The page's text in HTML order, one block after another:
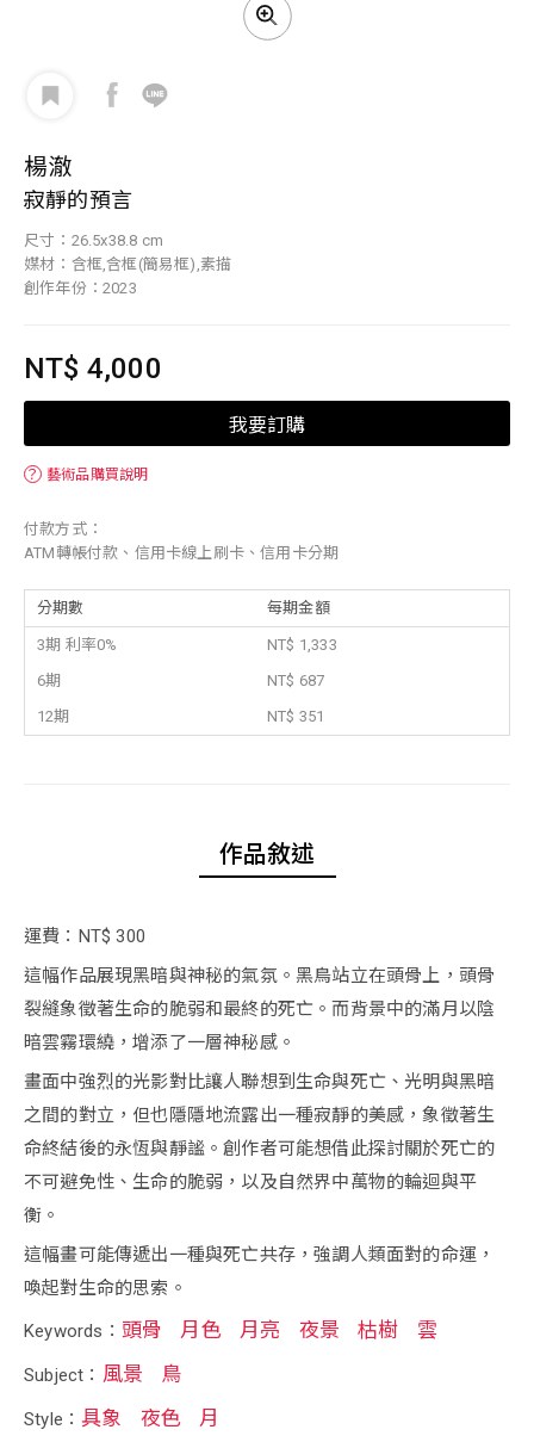
楊澈
寂靜的預言
尺寸：26.5x38.8 cm
媒材：含框,含框(簡易框),素描
創作年份：2023
NT$ 4,000
我要訂購
？ 藝術品購買說明
付款方式：
ATM轉帳付款、信用卡線上刷卡、信用卡分期
分期數 每期金額
3期 利率0%
NT$ 1,333
6期
NT$ 687
12期
NT$ 351
作品敘述
運費：NT$ 300
這幅作品展現黑暗與神秘的氣氛。黑鳥站立在頭骨上，頭骨
裂縫象徵著生命的脆弱和最終的死亡。而背景中的滿月以陰
暗雲霧環繞，增添了一層神秘感。
畫面中強烈的光影對比讓人聯想到生命與死亡、光明與黑暗
之間的對立，但也隱隱地流露出一種寂靜的美感，象徵著生
命終結後的永恆與靜謐。創作者可能想借此探討關於死亡的
不可避免性、生命的脆弱，以及自然界中萬物的輪迴與平
衡。
這幅畫可能傳遞出一種與死亡共存，強調人類面對的命運，
喚起對生命的思索。
Keywords： 頭骨 月色 月亮 夜景 枯樹 雲
Subject： 風景 鳥
Style： 具象 夜色 月